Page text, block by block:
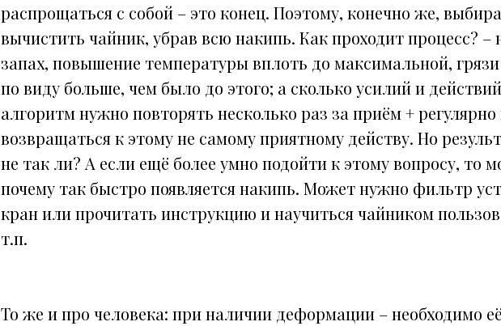
распрощаться с собой – это конец. Поэтому, конечно же,
вычистить чайник, убрав всю накипь. Как проходит процесс? –
запах, повышение температуры вплоть до максимальной,
по виду больше, чем было до этого; а сколько усилий и
алгоритм нужно повторять несколько раз за приём +
возвращаться к этому не самому приятному действу. Но
не так ли? А если ещё более умно подойти к этому вопросу, то
почему так быстро появляется накипь. Может нужно фильтр
кран или прочитать инструкцию и научиться чайником
т.п.
То же и про человека: при наличии деформации – необходимо